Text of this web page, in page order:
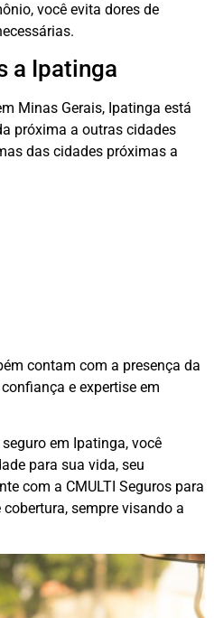
você evita dores de
a Ipatinga
Minas Gerais, Ipatinga está
próxima a outras cidades
das cidades próximas a
contam com a presença da
e expertise em
em Ipatinga, você
para sua vida, seu
com a CMULTI Seguros para
sempre visando a